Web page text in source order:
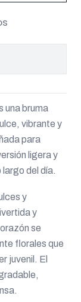
una bruma
vibrante y
para
ligera y
del día.
y
y
se
florales que
juvenil. El